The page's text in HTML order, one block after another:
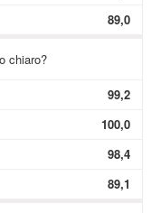
89,0
chiaro?
99,2
100,0
98,4
89,1